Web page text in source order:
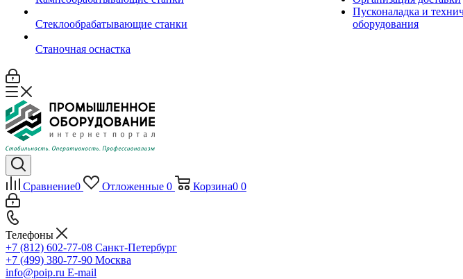
Стеклообрабатывающие станки
Станочная оснастка
Пусконаладка и
оборудования
Сравнение0 Отложенные 0 Корзина0 0
Телефоны
+7 (812) 602-77-08 Санкт-Петербург
+7 (499) 380-77-90 Москва
info@poip.ru E-mail